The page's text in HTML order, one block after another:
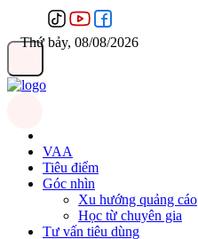
Thứ bảy, 08/08/2026
VAA
Tiêu điểm
Góc nhìn
Xu hướng quảng cáo
Học từ chuyên gia
Tư vấn tiêu dùng